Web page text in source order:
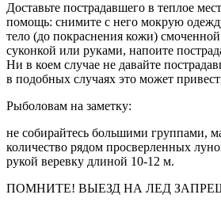
Доставьте пострадавшего в теплое
помощь: снимите с него мокрую
тело (до покраснения кожи)
суконкой или руками, напоите
Ни в коем случае не давайте
в подобных случаях это может
Рыболовам на заметку:
не собирайтесь большими группами,
количество рядом просверленных
рукой веревку длиной 10-12 м.
ПОМНИТЕ! ВЫЕЗД НА ЛЕД